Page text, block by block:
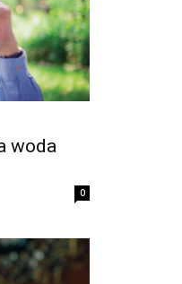
woda
0